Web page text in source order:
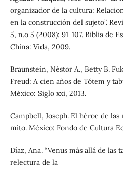
organizador de la cultura:
en la construcción del sujeto”.
5, n.o 5 (2008): 91-107. Biblia de
China: Vida, 2009.
Braunstein, Néstor A., Betty B.
Freud: A cien años de Tótem y
México: Siglo xxi, 2013.
Campbell, Joseph. El héroe de
mito. México: Fondo de Cultura
Díaz, Ana. “Venus más allá de las
relectura de la